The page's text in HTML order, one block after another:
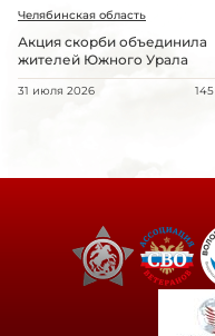
Челябинская область
Акция скорби объединила
жителей Южного Урала
31 июля 2026 145